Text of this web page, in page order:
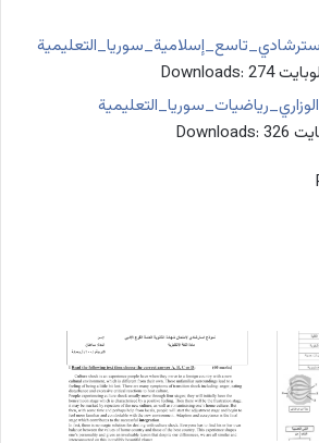
Downloads: 274
Downloads: 326